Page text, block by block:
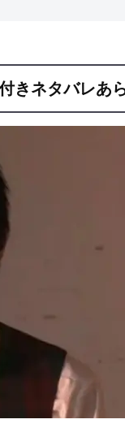
きネタバレあ